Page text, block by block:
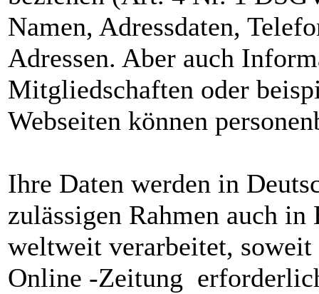
Namen, Adressdaten,
Adressen. Aber auch
Mitgliedschaften oder
Webseiten können
Ihre Daten werden in
zulässigen Rahmen auch
weltweit verarbeitet, soweit
Online -Zeitung